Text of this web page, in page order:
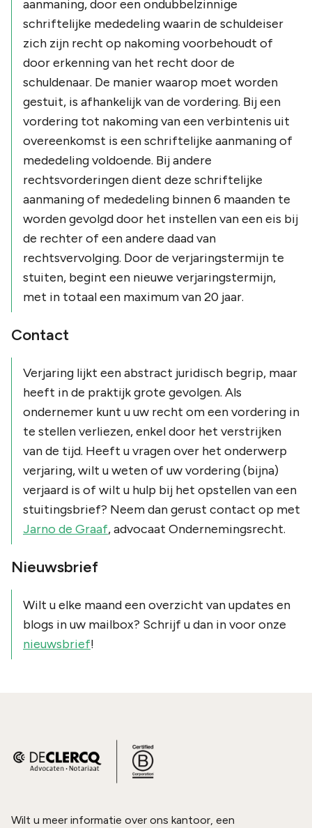
aanmaning, door een ondubbelzinnige
schriftelijke mededeling waarin de schuldeiser
zich zijn recht op nakoming voorbehoudt of
door erkenning van het recht door de
schuldenaar. De manier waarop moet worden
gestuit, is afhankelijk van de vordering. Bij een
vordering tot nakoming van een verbintenis uit
overeenkomst is een schriftelijke aanmaning of
mededeling voldoende. Bij andere
rechtsvorderingen dient deze schriftelijke
aanmaning of mededeling binnen 6 maanden te
worden gevolgd door het instellen van een eis bij
de rechter of een andere daad van
rechtsvervolging. Door de verjaringstermijn te
stuiten, begint een nieuwe verjaringstermijn,
met in totaal een maximum van 20 jaar.
Contact
Verjaring lijkt een abstract juridisch begrip, maar
heeft in de praktijk grote gevolgen. Als
ondernemer kunt u uw recht om een vordering in
te stellen verliezen, enkel door het verstrijken
van de tijd. Heeft u vragen over het onderwerp
verjaring, wilt u weten of uw vordering (bijna)
verjaard is of wilt u hulp bij het opstellen van een
stuitingsbrief? Neem dan gerust contact op met
Jarno de Graaf, advocaat Ondernemingsrecht.
Nieuwsbrief
Wilt u elke maand een overzicht van updates en
blogs in uw mailbox? Schrijf u dan in voor onze
nieuwsbrief!
Wilt u meer informatie over ons kantoor, een